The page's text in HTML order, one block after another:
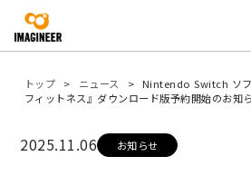
トップ ニュース
Nintendo Switch ソフ
フィットネス』ダウンロード版予約開始のお知
2025.11.06 お知らせ